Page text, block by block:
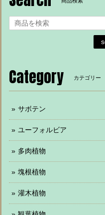
Category カテゴリー
サボテン
ユーフォルビア
多肉植物
塊根植物
灌木植物